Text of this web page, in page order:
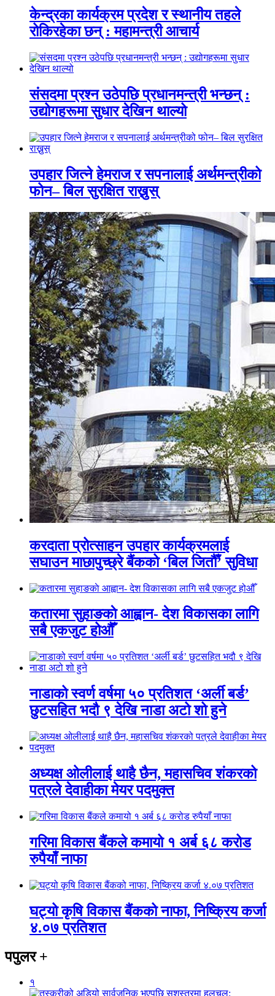
केन्द्रका कार्यक्रम प्रदेश र स्थानीय तहले
रोकिरहेका छन् : महामन्त्री आचार्य
संसदमा प्रश्न उठेपछि प्रधानमन्त्री भन्छन् :
उद्योगहरूमा सुधार देखिन थाल्यो
उपहार जित्ने हेमराज र सपनालाई अर्थमन्त्रीको
फोन– बिल सुरक्षित राख्नुस्
करदाता प्रोत्साहन उपहार कार्यक्रमलाई
सघाउन माछापुच्छ्रे बैंकको ‘बिल जितौँ’ सुविधा
कतारमा सुहाङकाे आह्वान- देश विकासका लागि
सबै एकजुट होऔँ
नाडाको स्वर्ण वर्षमा ५० प्रतिशत ‘अर्ली बर्ड’
छुटसहित भदौ ९ देखि नाडा अटो शो हुने
अध्यक्ष ओलीलाई थाहै छैन, महासचिव शंकरको
पत्रले देवाहीका मेयर पदमुक्त
गरिमा विकास बैंकले कमायो १ अर्ब ६८ करोड
रुपैयाँ नाफा
घट्यो कृषि विकास बैंकको नाफा, निष्क्रिय कर्जा
४.०७ प्रतिशत
पपुलर+
१